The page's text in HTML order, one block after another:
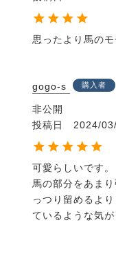
思ったより馬の
gogo-s 購入者
非公開
投稿日
2024/
可愛らしいです。
馬の部分をあま
っつり留めるよ
ているような気が